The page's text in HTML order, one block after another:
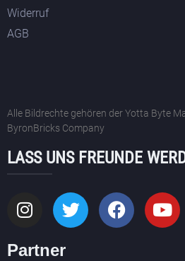
Widerruf
AGB
Alle Bildrechte gehören der Yotta Byte
ByronBricks Company
LASS UNS FREUNDE
Partner